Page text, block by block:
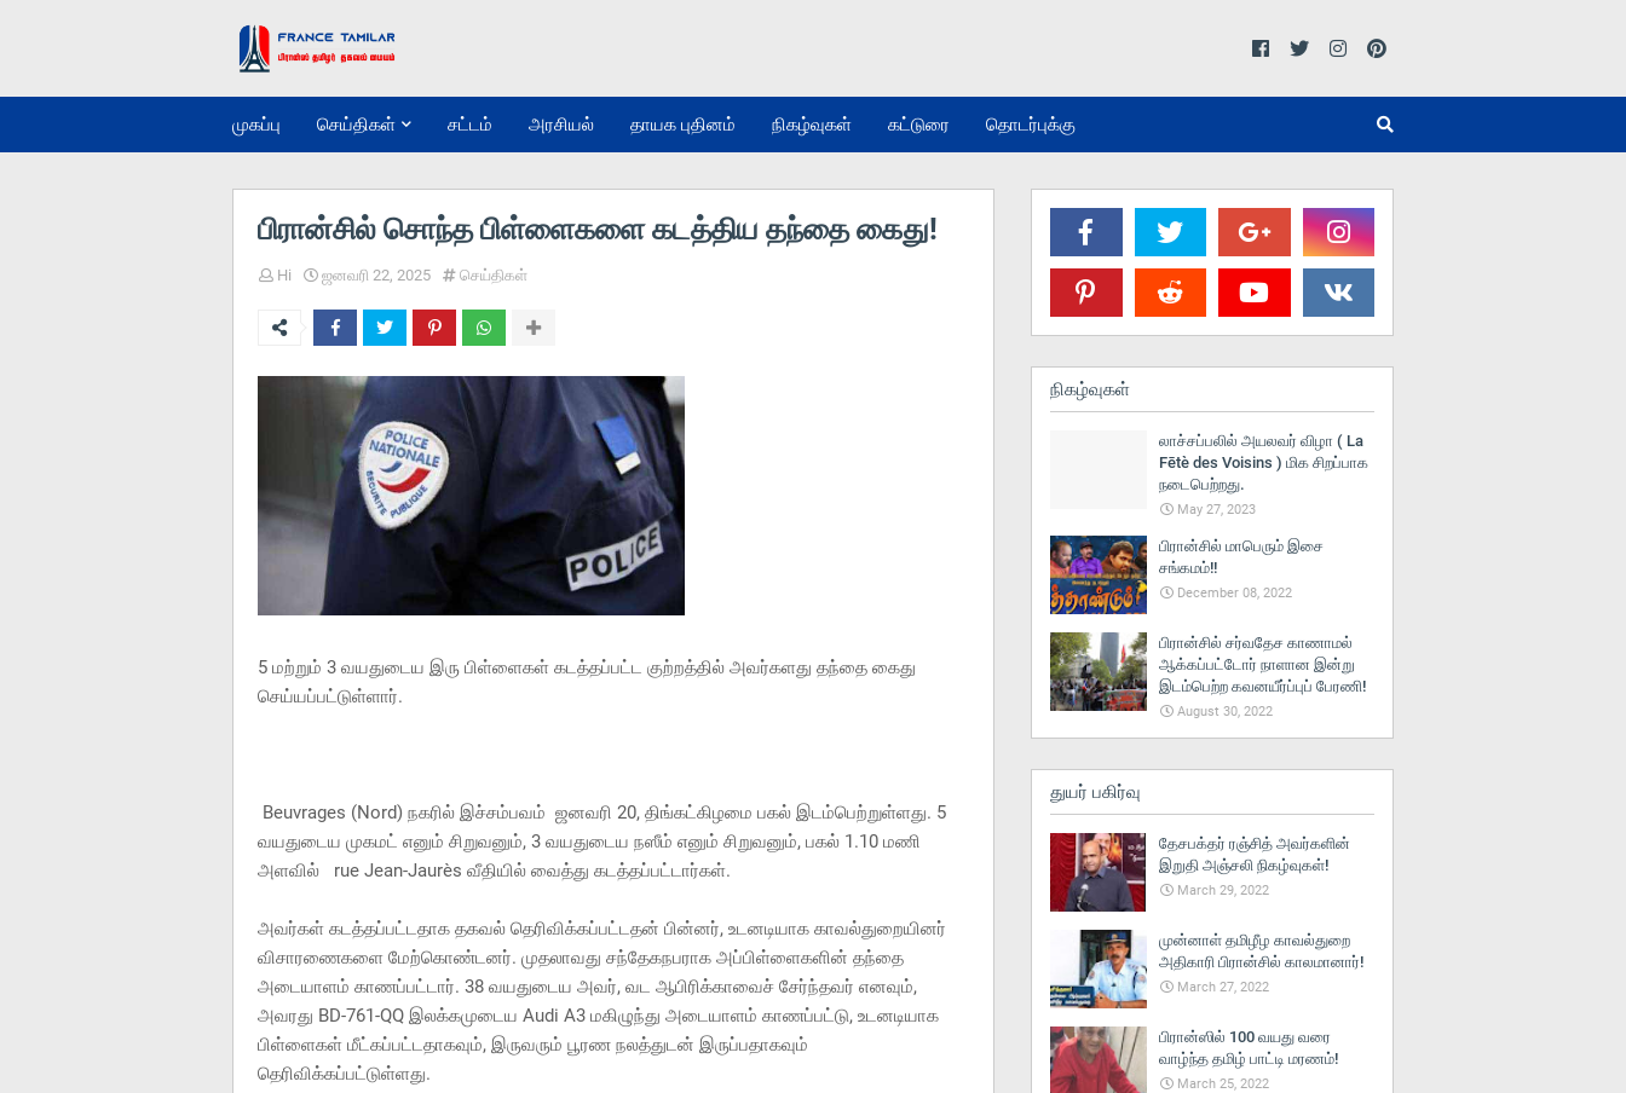
முகப்பு செய்திகள் சட்டம் அரசியல் தாயக புதினம் நிகழ்வுகள் கட்டுரை தொடர்புக்கு
பிரான்சில் சொந்த பிள்ளைகளை கடத்திய தந்தை கைது!
Hi ஜனவரி 22, 2025 செய்திகள்
5 மற்றும் 3 வயதுடைய இரு பிள்ளைகள் கடத்தப்பட்ட குற்றத்தில் அவர்களது தந்தை கைது
செய்யப்பட்டுள்ளார்.
Beuvrages (Nord) நகரில் இச்சம்பவம் ஜனவரி 20, திங்கட்கிழமை பகல் இடம்பெற்றுள்ளது. 5
வயதுடைய முகமட் எனும் சிறுவனும், 3 வயதுடைய நஸீம் எனும் சிறுவனும், பகல் 1.10 மணி
அளவில் rue Jean-Jaurès வீதியில் வைத்து கடத்தப்பட்டார்கள்.
அவர்கள் கடத்தப்பட்டதாக தகவல் தெரிவிக்கப்பட்டதன் பின்னர், உடனடியாக காவல்துறையினர்
விசாரணைகளை மேற்கொண்டனர். முதலாவது சந்தேகநபராக அப்பிள்ளைகளின் தந்தை
அடையாளம் காணப்பட்டார். 38 வயதுடைய அவர், வட ஆபிரிக்காவைச் சேர்ந்தவர் எனவும்,
அவரது BD-761-QQ இலக்கமுடைய Audi A3 மகிழுந்து அடையாளம் காணப்பட்டு, உடனடியாக
பிள்ளைகள் மீட்கப்பட்டதாகவும், இருவரும் பூரண நலத்துடன் இருப்பதாகவும்
தெரிவிக்கப்பட்டுள்ளது.
நிகழ்வுகள்
லாச்சப்பலில் அயலவர் விழா ( La
Fētè des Voisins ) மிக சிறப்பாக
நடைபெற்றது.
May 27, 2023
பிரான்சில் மாபெரும் இசை
சங்கமம்!!
December 08, 2022
பிரான்சில் சர்வதேச காணாமல்
ஆக்கப்பட்டோர் நாளான இன்று
இடம்பெற்ற கவனயீர்ப்புப் பேரணி!
August 30, 2022
துயர் பகிர்வு
தேசபக்தர் ரஞ்சித் அவர்களின்
இறுதி அஞ்சலி நிகழ்வுகள்!
March 29, 2022
முன்னாள் தமிழீழ காவல்துறை
அதிகாரி பிரான்சில் காலமானார்!
March 27, 2022
பிரான்ஸில் 100 வயது வரை
வாழ்ந்த தமிழ் பாட்டி மரணம்!
March 25, 2022